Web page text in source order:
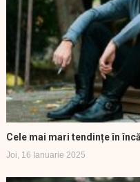
Cele mai mari tendințe în
Joi, 16 Ianuarie 2025